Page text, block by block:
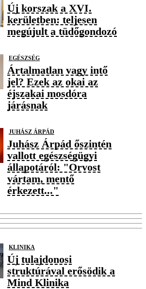
Új korszak a XVI.
kerületben: teljesen
megújult a tüdőgondozó
EGÉSZSÉG
Ártalmatlan vagy intő
jel? Ezek az okai az
éjszakai mosdóra
járásnak
JUHÁSZ ÁRPÁD
Juhász Árpád őszintén
vallott egészségügyi
állapotáról: "Orvost
vártam, mentő
érkezett..."
KLINIKA
Új tulajdonosi
struktúrával erősödik a
Mind Klinika